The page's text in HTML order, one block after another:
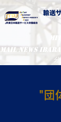
輸送
MaiL NEWS
"団